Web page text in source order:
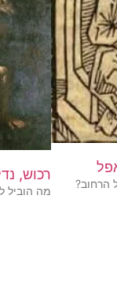
הרחוב?
רכוש,
מה הוביל